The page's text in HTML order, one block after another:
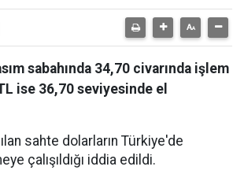
sabahında 34,70 civarında işlem
ise 36,70 seviyesinde el
sahte dolarların Türkiye'de
çalışıldığı iddia edildi.